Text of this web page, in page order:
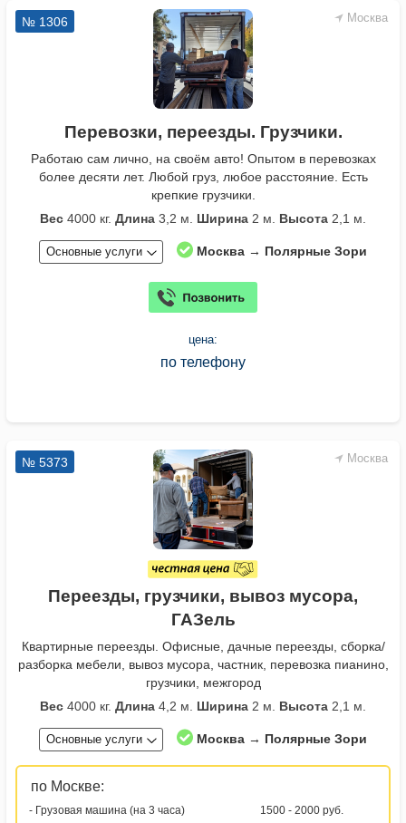
Москва
№ 1306
Перевозки, переезды. Грузчики.
Работаю сам лично, на своём авто! Опытом в перевозках
более десяти лет. Любой груз, любое расстояние. Есть
крепкие грузчики.
Вес 4000 кг. Длина 3,2 м. Ширина 2 м. Высота 2,1 м.
Основные услуги Москва → Полярные Зори
цена:
по телефону
Москва
№ 5373
Переезды, грузчики, вывоз мусора,
ГАЗель
Квартирные переезды. Офисные, дачные переезды, сборка/
разборка мебели, вывоз мусора, частник, перевозка пианино,
грузчики, межгород
Вес 4000 кг. Длина 4,2 м. Ширина 2 м. Высота 2,1 м.
Основные услуги Москва → Полярные Зори
по Москве:
- Грузовая машина (на 3 часа) 1500 - 2000 руб.